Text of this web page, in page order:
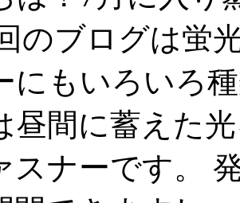
のブログは蛍
にもいろいろ
昼間に蓄えた
スナーです。